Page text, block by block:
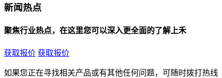
新闻热点
聚焦行业热点，在这里您可以深入更全面的了解上禾
获取报价 获取报价
如果您正在寻找相关产品或有其他任何问题，可随时拨打热线